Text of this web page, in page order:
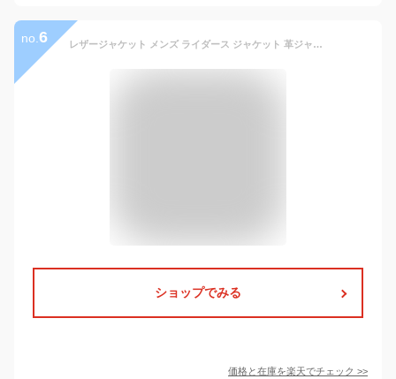
no. 6 レザージャケット メンズ ライダース ジャケット 革ジャン ジャンパー ブルゾン PUレザー シングル ダブル多数【Men’s レザージャケット特集】バナーから↓
ショップでみる
価格と在庫を楽天でチェック >>